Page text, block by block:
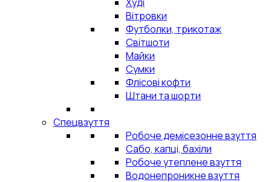
Вітровки
Футболки, трикотаж
Світшоти
Майки
Сумки
Флісові кофти
Штани та шорти
Спецвзуття
Робоче демісезонне взуття
Сабо, капці, бахіли
Робоче утеплене взуття
Водонепроникне взуття